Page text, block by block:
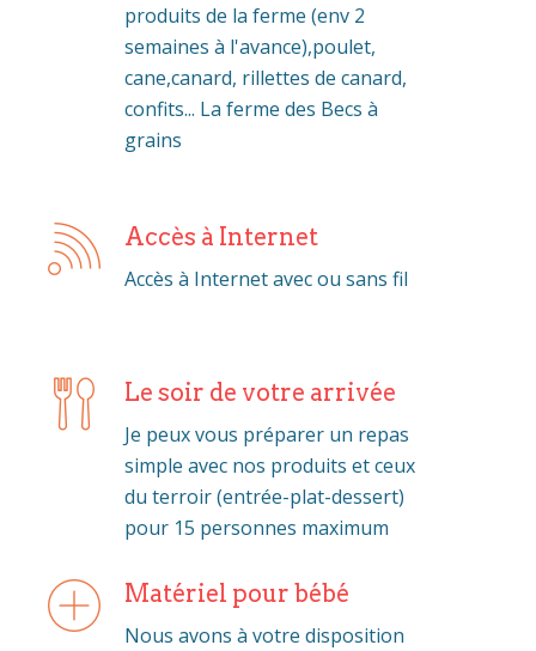
produits de la ferme (env 2
semaines à l'avance),poulet,
cane,canard, rillettes de canard,
confits... La ferme des Becs à
grains
Accès à Internet
Accès à Internet avec ou sans fil
Le soir de votre arrivée
Je peux vous préparer un repas
simple avec nos produits et ceux
du terroir (entrée-plat-dessert)
pour 15 personnes maximum
Matériel pour bébé
Nous avons à votre disposition